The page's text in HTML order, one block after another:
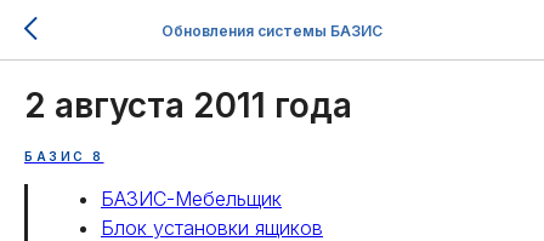
Обновления системы БАЗИС
2 августа 2011 года
БАЗИС 8
БАЗИС-Мебельщик
Блок установки ящиков